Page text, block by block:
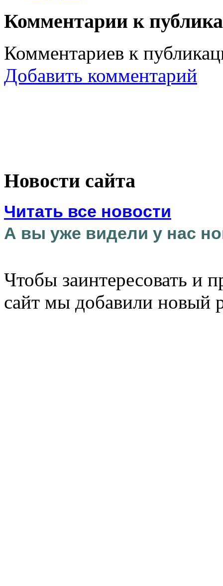
Комментарии к
Комментариев к
Добавить комментарий
Новости сайта
Читать все новости
А вы уже видели у нас
Чтобы заинтересовать и
сайт мы добавили новый